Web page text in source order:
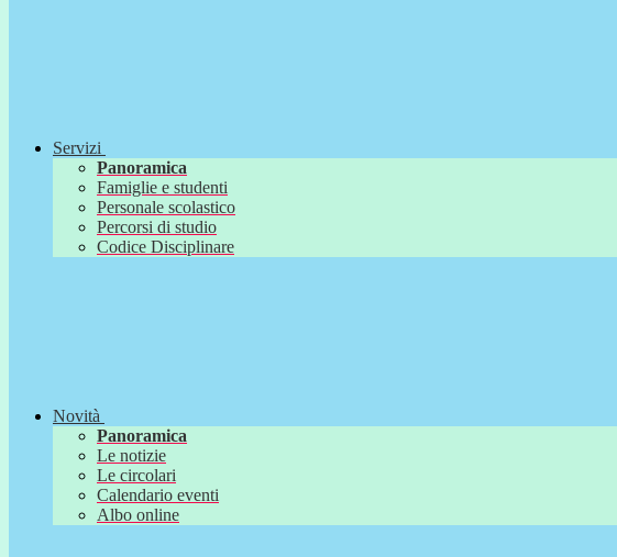
Servizi
Panoramica
Famiglie e studenti
Personale scolastico
Percorsi di studio
Codice Disciplinare
Novità
Panoramica
Le notizie
Le circolari
Calendario eventi
Albo online